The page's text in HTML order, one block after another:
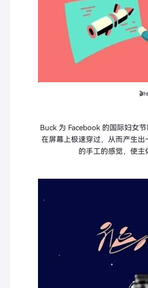
Buck 为 Facebook 的国际妇女
在屏幕上极速穿过，从而产生
的手工的感觉，使